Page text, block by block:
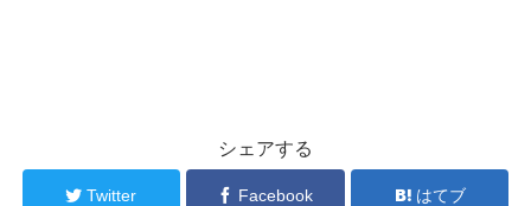
シェアする
Twitter Facebook はてブ